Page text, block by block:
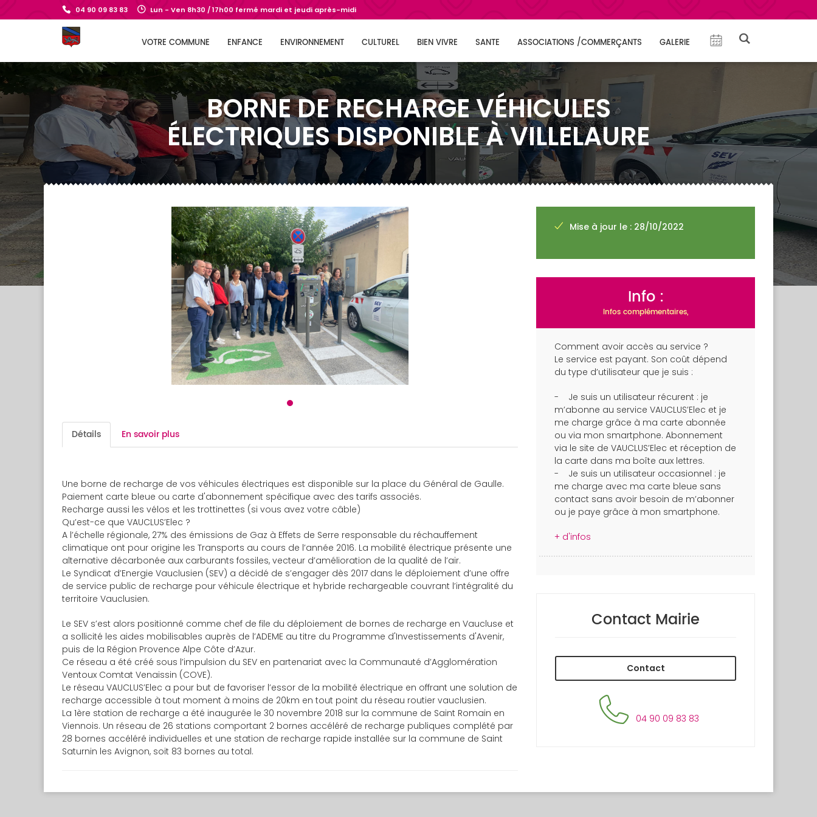
04 90 09 83 83 Lun - Ven 8h30 / 17h00 fermé mardi et jeudi après-midi
VOTRE COMMUNE ENFANCE ENVIRONNEMENT CULTUREL BIEN VIVRE SANTE ASSOCIATIONS /COMMERÇANTS GALERIE
BORNE DE RECHARGE VÉHICULES
ÉLECTRIQUES DISPONIBLE À VILLELAURE
Détails En savoir plus
Une borne de recharge de vos véhicules électriques est disponible sur la place du Général de Gaulle.
Paiement carte bleue ou carte d'abonnement spécifique avec des tarifs associés.
Recharge aussi les vélos et les trottinettes (si vous avez votre câble)
Qu’est-ce que VAUCLUS’Elec ?
A l’échelle régionale, 27% des émissions de Gaz à Effets de Serre responsable du réchauffement
climatique ont pour origine les Transports au cours de l’année 2016. La mobilité électrique présente une
alternative décarbonée aux carburants fossiles, vecteur d’amélioration de la qualité de l’air.
Le Syndicat d’Energie Vauclusien (SEV) a décidé de s’engager dès 2017 dans le déploiement d’une offre
de service public de recharge pour véhicule électrique et hybride rechargeable couvrant l’intégralité du
territoire Vauclusien.
Le SEV s’est alors positionné comme chef de file du déploiement de bornes de recharge en Vaucluse et
a sollicité les aides mobilisables auprès de l’ADEME au titre du Programme d'Investissements d'Avenir,
puis de la Région Provence Alpe Côte d’Azur.
Ce réseau a été créé sous l’impulsion du SEV en partenariat avec la Communauté d’Agglomération
Ventoux Comtat Venaissin (COVE).
Le réseau VAUCLUS’Elec a pour but de favoriser l’essor de la mobilité électrique en offrant une solution de
recharge accessible à tout moment à moins de 20km en tout point du réseau routier vauclusien.
La 1ère station de recharge a été inaugurée le 30 novembre 2018 sur la commune de Saint Romain en
Viennois. Un réseau de 26 stations comportant 2 bornes accéléré de recharge publiques complété par
28 bornes accéléré individuelles et une station de recharge rapide installée sur la commune de Saint
Saturnin les Avignon, soit 83 bornes au total.
Mise à jour le : 28/10/2022
Info :
Infos complémentaires,
Comment avoir accès au service ?
Le service est payant. Son coût dépend
du type d’utilisateur que je suis :
- Je suis un utilisateur récurent : je
m’abonne au service VAUCLUS’Elec et je
me charge grâce à ma carte abonnée
ou via mon smartphone. Abonnement
via le site de VAUCLUS’Elec et réception de
la carte dans ma boîte aux lettres.
- Je suis un utilisateur occasionnel : je
me charge avec ma carte bleue sans
contact sans avoir besoin de m’abonner
ou je paye grâce à mon smartphone.
+ d'infos
Contact Mairie
Contact
04 90 09 83 83